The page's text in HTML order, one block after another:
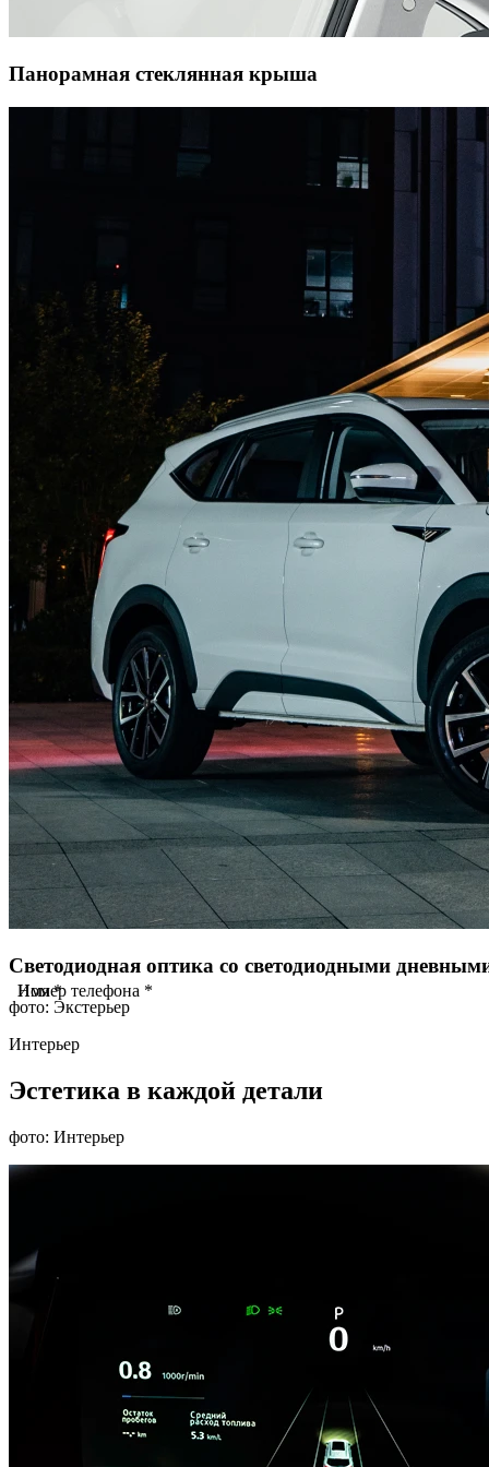
Панорамная стеклянная крыша
Светодиодная оптика со светодиодными
фото: Экстерьер
Интерьер
Эстетика в каждой детали
фото: Интерьер
Имя *
Номер телефона *